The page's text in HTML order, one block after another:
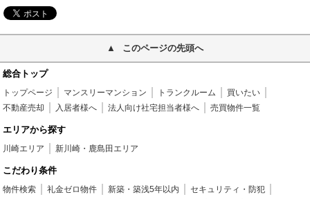
このページの先頭へ
総合トップ
トップページ マンスリーマンション トランクルーム
買いたい
不動産売却
入居者様へ 法人向け社宅担当者様へ 売買物件一覧
エリアから探す
川崎エリア 新川崎・鹿島田エリア
こだわり条件
物件検索 礼金ゼロ物件 新築・築浅5年以内
セキュリティ・防犯